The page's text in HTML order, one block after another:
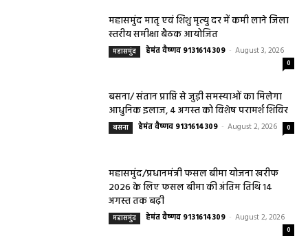
महासमुंद मातृ एवं शिशु मृत्यु दर में कमी लाने जिला
स्तरीय समीक्षा बैठक आयोजित
महासमुंद हेमंत वैष्णव 9131614309 - August 3, 2026
0
बसना/ संतान प्राप्ति से जुड़ी समस्याओं का मिलेगा
आधुनिक इलाज, 4 अगस्त को विशेष परामर्श शिविर
बसना हेमंत वैष्णव 9131614309 - August 2, 2026 0
महासमुंद/प्रधानमंत्री फसल बीमा योजना खरीफ
2026 के लिए फसल बीमा की अंतिम तिथि 14
अगस्त तक बढ़ी
महासमुंद हेमंत वैष्णव 9131614309 - August 2, 2026
0